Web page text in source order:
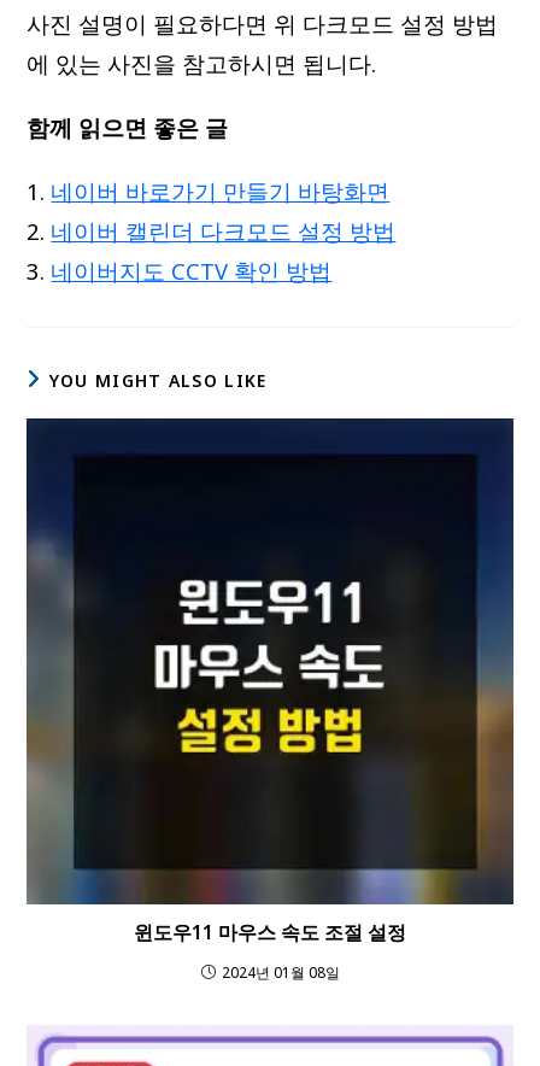
사진 설명이 필요하다면 위 다크모드 설정 방법
에 있는 사진을 참고하시면 됩니다.
함께 읽으면 좋은 글
네이버 바로가기 만들기 바탕화면
네이버 캘린더 다크모드 설정 방법
네이버지도 CCTV 확인 방법
YOU MIGHT ALSO LIKE
윈도우11 마우스 속도 조절 설정
2024년 01월 08일